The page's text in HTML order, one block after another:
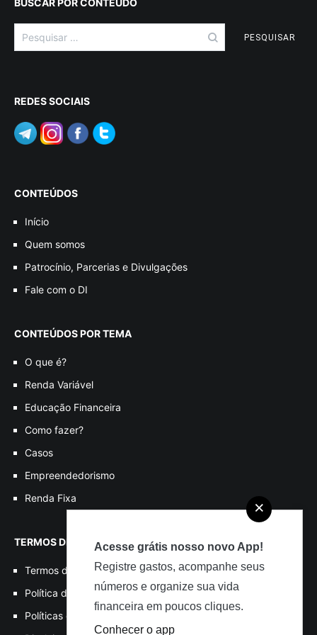
BUSCAR POR CONTEÚDO
Pesquisar
por:
REDES SOCIAIS
CONTEÚDOS
Início
Quem somos
Patrocínio, Parcerias e Divulgações
Fale com o DI
CONTEÚDOS POR TEMA
O que é?
Renda Variável
Educação Financeira
Como fazer?
Casos
Empreendedorismo
Renda Fixa
TERMOS DE USO
Termos de Uso
Política de Privacidade
Políticas de Cookies
×
Acesse grátis nosso novo App!
Registre gastos, acompanhe seus
números e organize sua vida
financeira em poucos cliques.
Conhecer o app